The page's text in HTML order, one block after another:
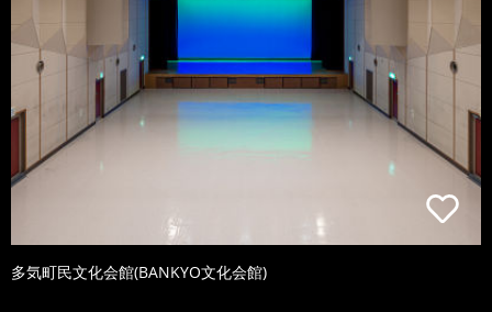
多気町民文化会館(BANKYO文化会館)